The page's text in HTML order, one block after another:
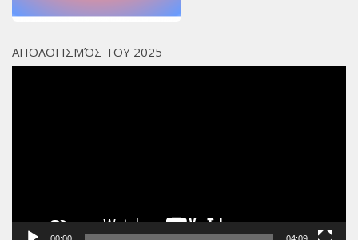
ΑΠΟΛΟΓΙΣΜΌΣ ΤΟΥ 2025